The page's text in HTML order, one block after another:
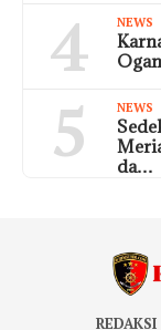
4 NEWS
5 NEWS
da…
REDAKSI